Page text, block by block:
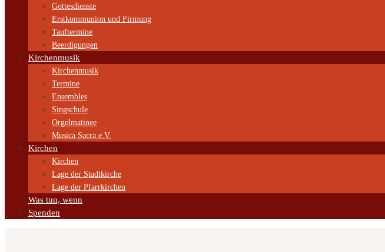
Gottesdienste
Erstkommunion und Firmung
Tauftermine
Beerdigungen
Kirchenmusik
Kirchenmusik
Termine
Ensembles
Singschule
Orgelmatinee
Musica Sacra e.V.
Kirchen
Kirchen
Lage der Stadtkirche
Lage der Pfarrkirchen
Was tun, wenn
Spenden